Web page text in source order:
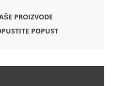
PROIZVODE
POPUST